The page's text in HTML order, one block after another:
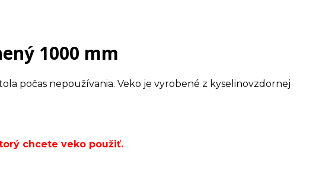
1000 mm
počas nepoužívania. Veko je vyrobené z kyselinovzdornej
chcete veko použiť.